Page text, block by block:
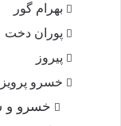
بهرام گور
پوران دخت
پیروز
خسرو پرویز
خسرو و